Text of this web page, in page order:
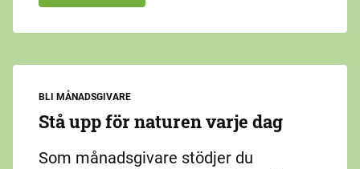
BLI MÅNADSGIVARE
Stå upp för naturen varje dag
Som månadsgivare stödjer du